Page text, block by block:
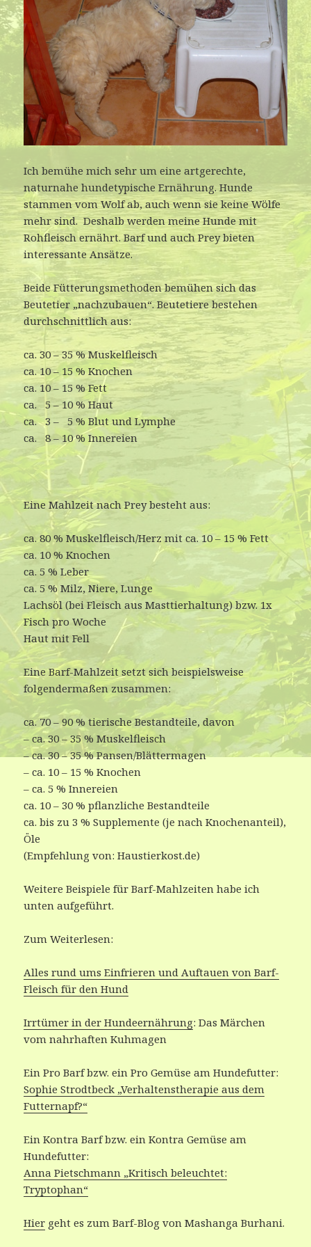
Ich bemühe mich sehr um eine artgerechte,
naturnahe hundetypische Ernährung. Hunde
stammen vom Wolf ab, auch wenn sie keine Wölfe
mehr sind. Deshalb werden meine Hunde mit
Rohfleisch ernährt. Barf und auch Prey bieten
interessante Ansätze.
Beide Fütterungsmethoden bemühen sich das
Beutetier „nachzubauen“. Beutetiere bestehen
durchschnittlich aus:
ca. 30 – 35 % Muskelfleisch
ca. 10 – 15 % Knochen
ca. 10 – 15 % Fett
ca. 5 – 10 % Haut
ca. 3 – 5 % Blut und Lymphe
ca. 8 – 10 % Innereien
Eine Mahlzeit nach Prey besteht aus:
ca. 80 % Muskelfleisch/Herz mit ca. 10 – 15 % Fett
ca. 10 % Knochen
ca. 5 % Leber
ca. 5 % Milz, Niere, Lunge
Lachsöl (bei Fleisch aus Masttierhaltung) bzw. 1x
Fisch pro Woche
Haut mit Fell
Eine Barf-Mahlzeit setzt sich beispielsweise
folgendermaßen zusammen:
ca. 70 – 90 % tierische Bestandteile, davon
– ca. 30 – 35 % Muskelfleisch
– ca. 30 – 35 % Pansen/Blättermagen
– ca. 10 – 15 % Knochen
– ca. 5 % Innereien
ca. 10 – 30 % pflanzliche Bestandteile
ca. bis zu 3 % Supplemente (je nach Knochenanteil),
Öle
(Empfehlung von: Haustierkost.de)
Weitere Beispiele für Barf-Mahlzeiten habe ich
unten aufgeführt.
Zum Weiterlesen:
Alles rund ums Einfrieren und Auftauen von Barf-
Fleisch für den Hund
Irrtümer in der Hundeernährung: Das Märchen
vom nahrhaften Kuhmagen
Ein Pro Barf bzw. ein Pro Gemüse am Hundefutter:
Sophie Strodtbeck „Verhaltenstherapie aus dem
Futternapf?“
Ein Kontra Barf bzw. ein Kontra Gemüse am
Hundefutter:
Anna Pietschmann „Kritisch beleuchtet:
Tryptophan“
Hier geht es zum Barf-Blog von Mashanga Burhani.